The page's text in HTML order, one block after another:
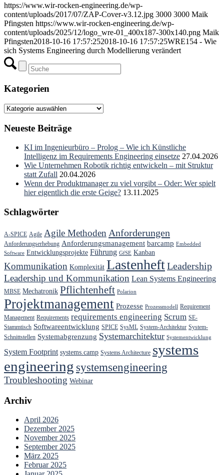
https://www.wir-rocken-engineering.de/wp-
content/uploads/2017/07/ZAP-Cover-v3.12.jpg 3000 3000 Maik
Pfingsten https://www.wir-rocken-engineering.de/wp-
content/uploads/2025/12/logo_wre-01_400x187-300x140.png Maik
Pfingsten2018-10-16 17:57:252018-10-16 17:57:25WRE154 - Wie
sich Systems Engineering durch Modellierung verändert
Kategorien
Kategorien
Neueste Beiträge
KI im Ingenieurbüro – Prolog – Wie ich Künstliche
Intelligenz im Requirements Engineering einsetze 27.04.2026
Wie Unternehmen Robotik richtig entwickeln – mit Struktur
statt Zufall 20.04.2026
Wenn der Produktmanager zu viel vorgibt – Oder: Wer spielt
hier eigentlich die erste Geige? 13.11.2025
Schlagwörter
A-SPICE Agile Agile Methoden Anforderungen
Anforderungserhebung Anforderungsmanagement barcamp Embedded
Software Entwicklungsprojekte Führung GfSE Kanban
Kommunikation Komplexität LastenheftLeadership
Leadership und Kommunikation Lean Systems Engineering
MBSE Mechatronik Pflichtenheft Polarion
Projektmanagement Prozesse Prozessmodell Requirement
Management Requirements requirements engineering Scrum SE-
Stammtisch Softwareentwicklung SPICE SysML System-Architektur System-
Schnittstellen Systemabgrenzung Systemarchitektur Systementwicklung
System Footprint systems.camp Systems Architecture systems
engineering systemsengineering
Troubleshooting Webinar
Archiv
April 2026
Dezember 2025
November 2025
September 2025
März 2025
Februar 2025